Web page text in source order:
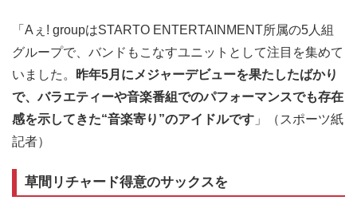
「Aぇ! groupはSTARTO ENTERTAINMENT所属の5人組
グループで、バンドもこなすユニットとして注目を集めて
いました。 昨年5月にメジャーデビューを果たしたばかり
で、バラエティーや音楽番組でのパフォーマンスでも存在
感を示してきた“音楽寄り”のアイドルです 」（スポーツ紙
記者）
草間リチャード得意のサックスを